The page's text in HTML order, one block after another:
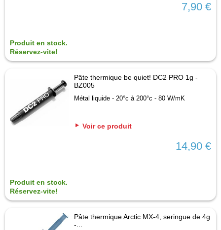
7,90 €
Produit en stock.
Réservez-vite!
Pâte thermique be quiet! DC2 PRO 1g -
BZ005
Métal liquide - 20°c à 200°c - 80 W/mK
Voir ce produit
14,90 €
Produit en stock.
Réservez-vite!
Pâte thermique Arctic MX-4, seringue de 4g
-...